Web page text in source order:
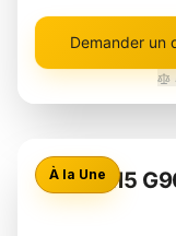
Demander un
À la Une
BMW M5